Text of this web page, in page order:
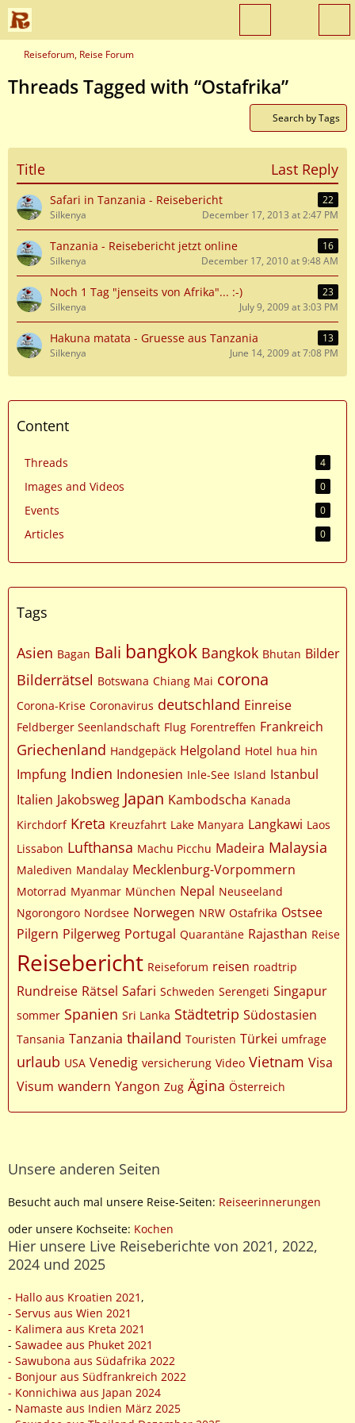
Reiseforum, Reise Forum
Threads Tagged with “Ostafrika”
Search by Tags
Title Last Reply
Safari in Tanzania - Reisebericht
22
Silkenya
December 17, 2013 at 2:47 PM
Tanzania - Reisebericht jetzt online
16
Silkenya
December 17, 2010 at 9:48 AM
Noch 1 Tag "jenseits von Afrika"... :-)
23
Silkenya
July 9, 2009 at 3:03 PM
Hakuna matata - Gruesse aus Tanzania
13
Silkenya
June 14, 2009 at 7:08 PM
Content
Threads 4
Images and Videos 0
Events 0
Articles 0
Tags
Asien Bagan Bali bangkok Bangkok Bhutan Bilder
Bilderrätsel Botswana Chiang Mai corona
Corona-Krise Coronavirus deutschland Einreise
Feldberger Seenlandschaft Flug Forentreffen Frankreich
Griechenland Handgepäck Helgoland Hotel hua hin
Impfung Indien Indonesien Inle-See Island Istanbul
Italien Jakobsweg Japan Kambodscha Kanada
Kirchdorf Kreta Kreuzfahrt Lake Manyara Langkawi Laos
Lissabon Lufthansa Machu Picchu Madeira Malaysia
Malediven Mandalay Mecklenburg-Vorpommern
Motorrad Myanmar München Nepal Neuseeland
Ngorongoro Nordsee Norwegen NRW Ostafrika Ostsee
Pilgern Pilgerweg Portugal Quarantäne Rajasthan Reise
Reisebericht Reiseforum reisen roadtrip
Rundreise Rätsel Safari Schweden Serengeti Singapur
sommer Spanien Sri Lanka Städtetrip Südostasien
Tansania Tanzania thailand Touristen Türkei umfrage
urlaub USA Venedig versicherung Video Vietnam Visa
Visum wandern Yangon Zug Ägina Österreich
Unsere anderen Seiten
Besucht auch mal unsere Reise-Seiten: Reiseerinnerungen
oder unsere Kochseite: Kochen
Hier unsere Live Reiseberichte von 2021, 2022,
2024 und 2025
- Hallo aus Kroatien 2021 ,
- Servus aus Wien 2021
- Kalimera aus Kreta 2021
- Sawadee aus Phuket 2021
- Sawubona aus Südafrika 2022
- Bonjour aus Südfrankreich 2022
- Konnichiwa aus Japan 2024
- Namaste aus Indien März 2025